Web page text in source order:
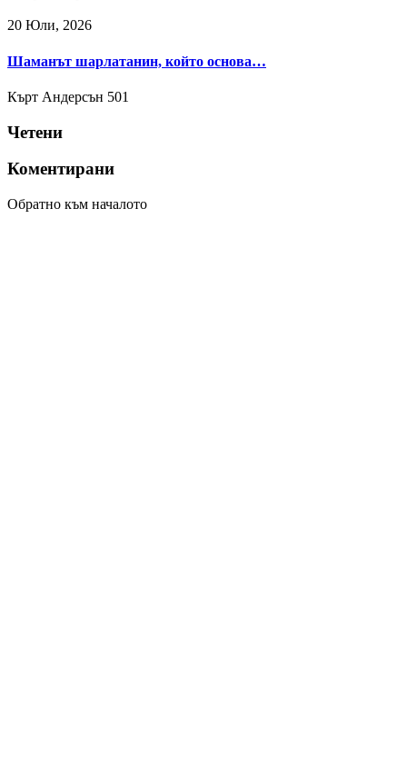
20 Юли, 2026
Шаманът шарлатанин, който основа…
Кърт Андерсън 501
Четени
Коментирани
Обратно към началото